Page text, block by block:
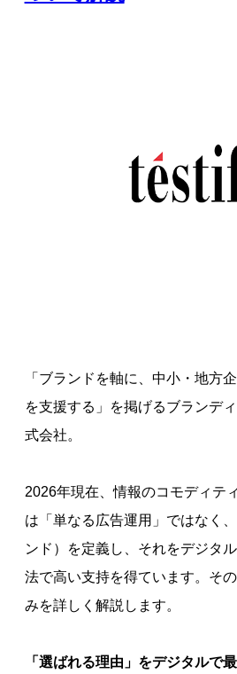
「ブランドを軸に、中小・地方
を支援する」を掲げるブランデ
式会社。
2026年現在、情報のコモディテ
は「単なる広告運用」ではなく
ンド）を定義し、それをデジタ
法で高い支持を得ています。そ
みを詳しく解説します。
「選ばれる理由」をデジタルで